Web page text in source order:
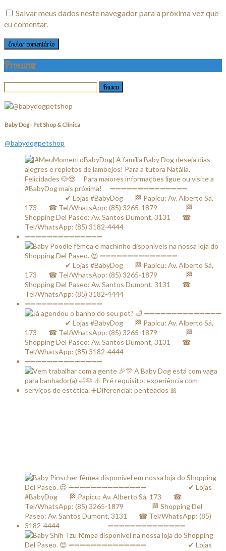
Salvar meus dados neste navegador para a próxima vez que
eu comentar.
Procurar
Baby Dog - Pet Shop & Clínica
@babydogpetshop